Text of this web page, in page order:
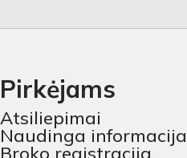
Pirkėjams
Atsiliepimai
Naudinga informacija
Broko registracija